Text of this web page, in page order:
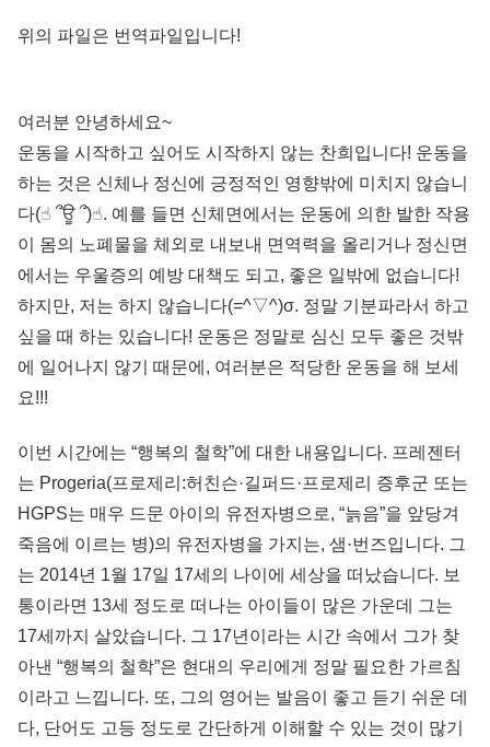
위의 파일은 번역파일입니다!
여러분 안녕하세요~
운동을 시작하고 싶어도 시작하지 않는 찬희입니다! 운동을
하는 것은 신체나 정신에 긍정적인 영향밖에 미치지 않습니
다(☝︎ ՞ਊ ՞)☝︎. 예를 들면 신체면에서는 운동에 의한 발한 작용
이 몸의 노폐물을 체외로 내보내 면역력을 올리거나 정신면
에서는 우울증의 예방 대책도 되고, 좋은 일밖에 없습니다!
하지만, 저는 하지 않습니다(=^▽^)σ. 정말 기분파라서 하고
싶을 때 하는 있습니다! 운동은 정말로 심신 모두 좋은 것밖
에 일어나지 않기 때문에, 여러분은 적당한 운동을 해 보세
요!!!
이번 시간에는 “행복의 철학”에 대한 내용입니다. 프레젠터
는 Progeria(프로제리:허친슨·길퍼드·프로제리 증후군 또는
HGPS는 매우 드문 아이의 유전자병으로, “늙음”을 앞당겨
죽음에 이르는 병)의 유전자병을 가지는, 샘·번즈입니다. 그
는 2014년 1월 17일 17세의 나이에 세상을 떠났습니다. 보
통이라면 13세 정도로 떠나는 아이들이 많은 가운데 그는
17세까지 살았습니다. 그 17년이라는 시간 속에서 그가 찾
아낸 “행복의 철학”은 현대의 우리에게 정말 필요한 가르침
이라고 느낍니다. 또, 그의 영어는 발음이 좋고 듣기 쉬운 데
다, 단어도 고등 정도로 간단하게 이해할 수 있는 것이 많기